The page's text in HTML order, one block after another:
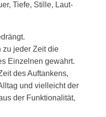
Tiefe, Stille, Laut-
zu jeder Zeit die
Einzelnen gewahrt.
des Auftankens,
und vielleicht der
der Funktionalität,